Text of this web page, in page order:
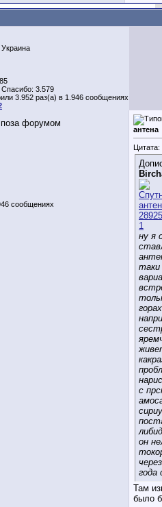
Украина
3.579
3.952 раз(а) в 1.946 сообщениях
сообщениях
антена
Цитата:
ну я
таки
с
он
года
Там
было